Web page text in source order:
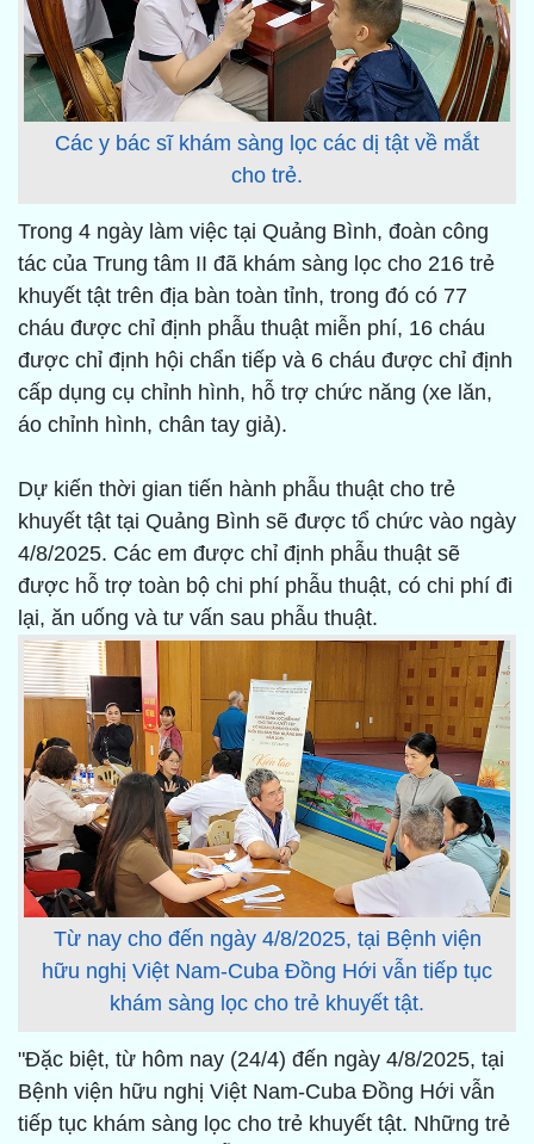
Các y bác sĩ khám sàng lọc các dị tật về mắt
cho trẻ.
Trong 4 ngày làm việc tại Quảng Bình, đoàn công
tác của Trung tâm II đã khám sàng lọc cho 216 trẻ
khuyết tật trên địa bàn toàn tỉnh, trong đó có 77
cháu được chỉ định phẫu thuật miễn phí, 16 cháu
được chỉ định hội chẩn tiếp và 6 cháu được chỉ định
cấp dụng cụ chỉnh hình, hỗ trợ chức năng (xe lăn,
áo chỉnh hình, chân tay giả).
Dự kiến thời gian tiến hành phẫu thuật cho trẻ
khuyết tật tại Quảng Bình sẽ được tổ chức vào ngày
4/8/2025. Các em được chỉ định phẫu thuật sẽ
được hỗ trợ toàn bộ chi phí phẫu thuật, có chi phí đi
lại, ăn uống và tư vấn sau phẫu thuật.
Từ nay cho đến ngày 4/8/2025, tại Bệnh viện
hữu nghị Việt Nam-Cuba Đồng Hới vẫn tiếp tục
khám sàng lọc cho trẻ khuyết tật.
"Đặc biệt, từ hôm nay (24/4) đến ngày 4/8/2025, tại
Bệnh viện hữu nghị Việt Nam-Cuba Đồng Hới vẫn
tiếp tục khám sàng lọc cho trẻ khuyết tật. Những trẻ